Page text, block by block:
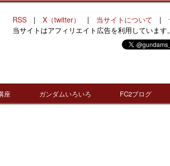
RSS | X（twitter） | 当サイトについて |
当サイトはアフィリエイト広告を利用しています。
座 ガンダムいろいろ FC2ブログ